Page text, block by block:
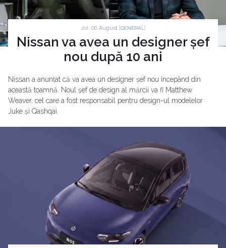
Joi, 06 August | GENERAL
Nissan va avea un designer șef
nou după 10 ani
Nissan a anunțat că va avea un designer șef nou începând din
această toamnă. Noul șef de design al mărcii va fi Matthew
Weaver, cel care a fost responsabil pentru design-ul modelelor
Juke și Qashqai.